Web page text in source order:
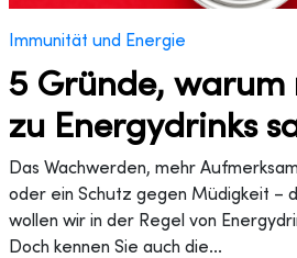
Immunität und Energie
5 Gründe, warum
zu Energydrinks
Das Wachwerden, mehr
oder ein Schutz gegen Müdigkeit –
wollen wir in der Regel von
Doch kennen Sie auch die...